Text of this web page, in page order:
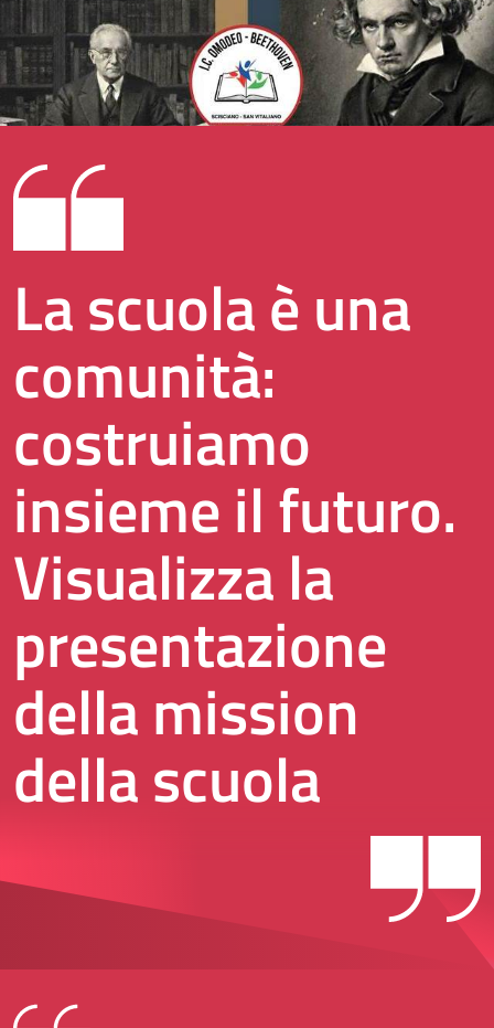
La scuola è una
comunità:
costruiamo
insieme il futuro.
Visualizza la
presentazione
della mission
della scuola